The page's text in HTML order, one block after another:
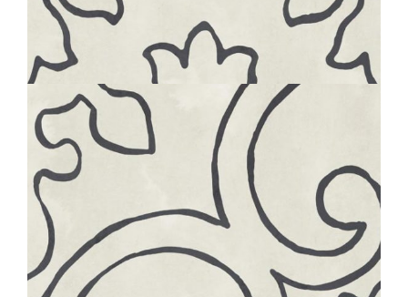
BOHÈME
FLOWER
BOHÈME